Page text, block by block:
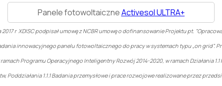
Panele fotowoltaiczneActivesol ULTRA+
r XDISC podpisał umowę z NCBR umowę o dofinansowanie Projektu pt.
innowacyjnego panelu fotowoltaicznego do pracy w systemach typu „on grid”.
Programu Operacyjnego Inteligentny Rozwój 2014-2020, w ramach Działania 1.1
Poddziałania 1.1.1 Badania przemysłowe i prace rozwojowe realizowane przez